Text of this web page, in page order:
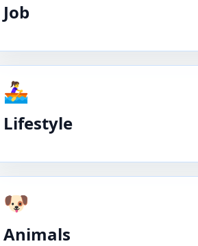
Job
🚣‍♀️
Lifestyle
🐶
Animals